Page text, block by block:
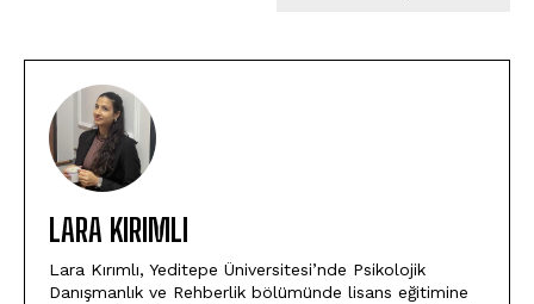
LARA KIRIMLI
Lara Kırımlı, Yeditepe Üniversitesi’nde Psikolojik
Danışmanlık ve Rehberlik bölümünde lisans eğitimine